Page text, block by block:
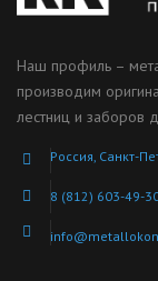
Наш профиль –
производим
лестниц и заборов
Россия, Санкт-
8 (812) 603-49-